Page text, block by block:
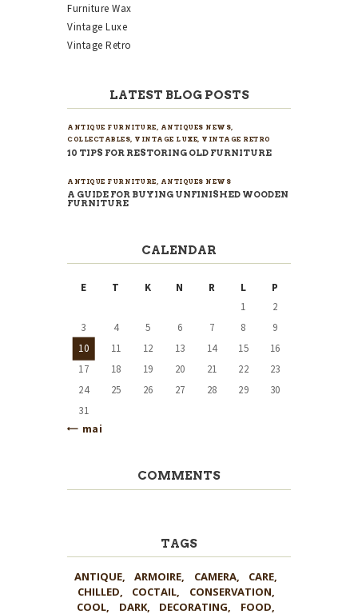
Furniture Wax
Vintage Luxe
Vintage Retro
LATEST BLOG POSTS
ANTIQUE FURNITURE, ANTIQUES NEWS,
COLLECTABLES, VINTAGE LUXE, VINTAGE RETRO
10 TIPS FOR RESTORING OLD FURNITURE
ANTIQUE FURNITURE ANTIQUES NEWS
A GUIDE FOR BUYING UNFINISHED WOODEN
FURNITURE
CALENDAR
E T K N R L
P
1
2
3
4 5 6 7 8
9
10
11 12 13 14 15
16
17
18 19 20 21 22
23
24
25 26 27 28 29
30
31
« mai
COMMENTS
TAGS
ANTIQUE ARMOIRE CAMERA
CARE
CHILLED
COCTAIL
CONSERVATION
COOL
DARK DECORATING FOOD